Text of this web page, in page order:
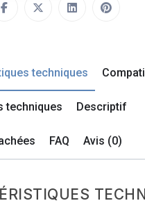
techniques
techniques Descriptif
FAQ Avis (0)